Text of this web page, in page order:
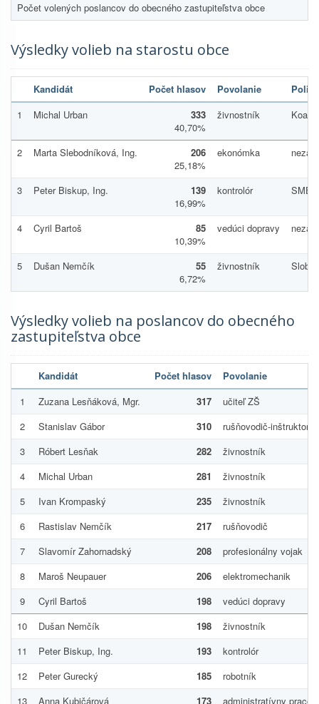
Počet volených poslancov do obecného zastupiteľstva obce
Výsledky volieb na starostu obce
Kandidát Počet hlasov Povolanie
1
Michal Urban
333
40,70%
živnostník
2 Marta Slebodníková, Ing.
206
25,18%
ekonómka
3 Peter Biskup, Ing.
139
16,99%
kontrolór
4 Cyril Bartoš
85
10,39%
vedúci dopravy
5 Dušan Nemčík
55
6,72%
živnostník
Výsledky volieb na poslancov do obecného
zastupiteľstva obce
Kandidát Počet hlasov
Povolanie
1
Zuzana Lesňáková, Mgr. 317
učiteľ ZŠ
2
Stanislav Gábor 310
rušňovodič-inštruktor
3
Róbert Lesňak 282
živnostník
4
Michal Urban 281
živnostník
5
Ivan Krompaský 235
živnostník
6
Rastislav Nemčík 217
rušňovodič
7
Slavomír Zahornadský 208
profesionálny vojak
8
Maroš Neupauer 206
elektromechanik
9
Cyril Bartoš 198
vedúci dopravy
10
Dušan Nemčík 198
živnostník
11
Peter Biskup, Ing. 193
kontrolór
12
Peter Gurecký 185
robotník
13
Anna Kubičárová 173 administratívny